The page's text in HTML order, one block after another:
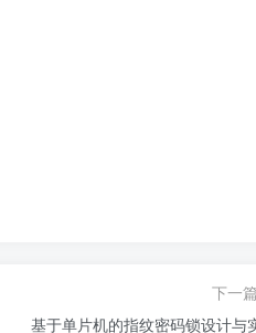
下一
基于单片机的指纹密码锁设计与